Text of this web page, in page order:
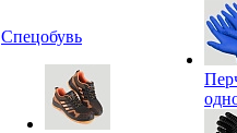
Спецобувь